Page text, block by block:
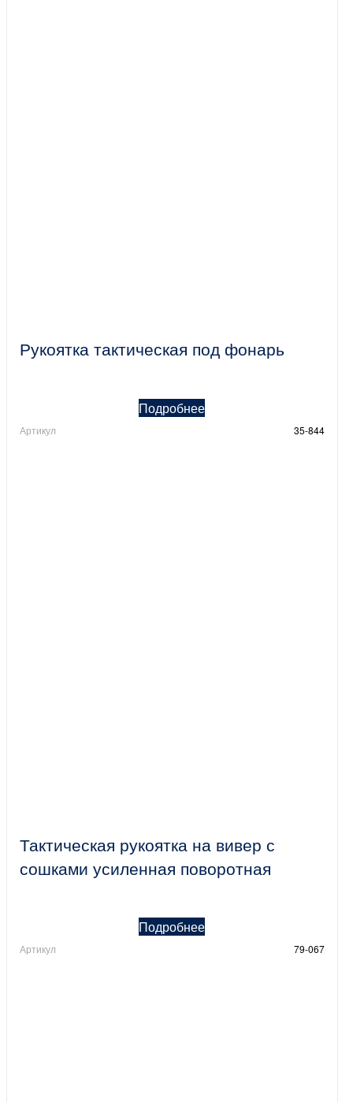
Рукоятка тактическая под фонарь
Подробнее
Артикул 35-844
Тактическая рукоятка на вивер с
сошками усиленная поворотная
Подробнее
Артикул 79-067